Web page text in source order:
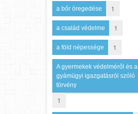
a bőr öregedése 1
a család védelme 1
a föld népessége 1
A gyermekek védelméről és a
gyámügyi igazgatásról szóló
törvény
1